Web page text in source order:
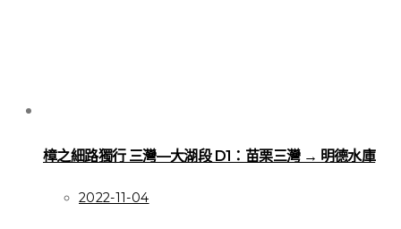
樟之細路獨行 三灣—大湖段 D1：苗栗三灣 → 明德水庫
2022-11-04